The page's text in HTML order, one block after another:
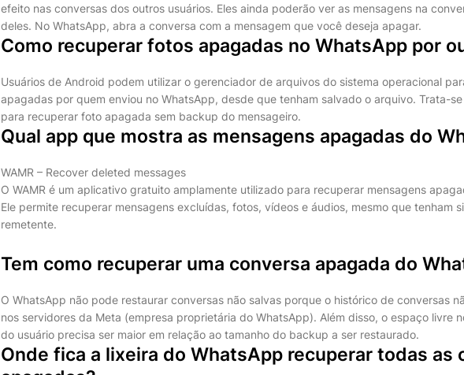
efeito nas conversas dos outros usuários. Eles ainda poderão ver as mensagens na
deles. No WhatsApp, abra a conversa com a mensagem que você deseja apagar.
Como recuperar fotos apagadas no WhatsApp por
Usuários de Android podem utilizar o gerenciador de arquivos do sistema operacional
apagadas por quem enviou no WhatsApp, desde que tenham salvado o arquivo. Trata-
para recuperar foto apagada sem backup do mensageiro.
Qual app que mostra as mensagens apagadas do
WAMR – Recover deleted messages
O WAMR é um aplicativo gratuito amplamente utilizado para recuperar mensagens
Ele permite recuperar mensagens excluídas, fotos, vídeos e áudios, mesmo que tenham
remetente.
Tem como recuperar uma conversa apagada do
O WhatsApp não pode restaurar conversas não salvas porque o histórico de conversas
nos servidores da Meta (empresa proprietária do WhatsApp). Além disso, o espaço livre
do usuário precisa ser maior em relação ao tamanho do backup a ser restaurado.
Onde fica a lixeira do WhatsApp recuperar todas as